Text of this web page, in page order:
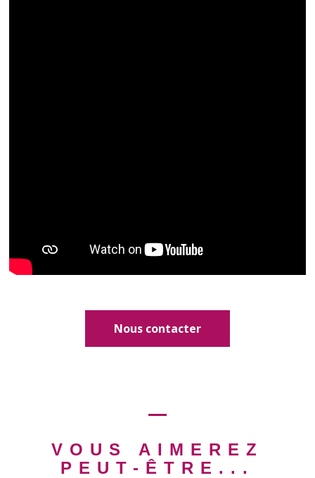
Nous contacter
VOUS AIMEREZ
PEUT-ÊTRE...